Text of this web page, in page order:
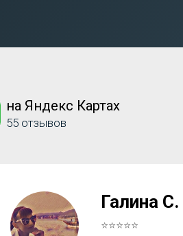
55 отзывов
на Яндекс Картах
Галина С.
⭐⭐⭐⭐⭐